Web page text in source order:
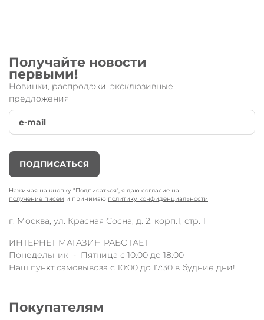
Получайте новости
первыми!
Новинки, распродажи, эксклюзивные
предложения
ПОДПИСАТЬСЯ
Нажимая на кнопку "Подписаться", я даю согласие на
получение писем и принимаю политику конфиденциальности
г. Москва, ул. Красная Сосна, д. 2. корп.1, стр. 1
ИНТЕРНЕТ МАГАЗИН РАБОТАЕТ
Понедельник - Пятница с 10:00 до 18:00
Наш пункт самовывоза с 10:00 до 17:30 в будние дни!
Покупателям